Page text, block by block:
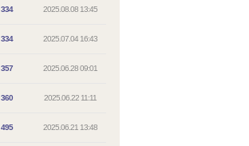
334 2025.08.08 13:45
334 2025.07.04 16:43
357 2025.06.28 09:01
360 2025.06.22 11:11
495 2025.06.21 13:48